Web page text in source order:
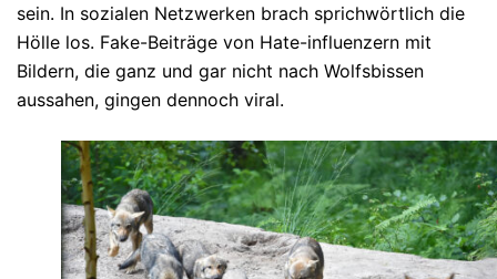
sein. In sozialen Netzwerken brach sprichwörtlich die
Hölle los. Fake-Beiträge von Hate-influenzern mit
Bildern, die ganz und gar nicht nach Wolfsbissen
aussahen, gingen dennoch viral.